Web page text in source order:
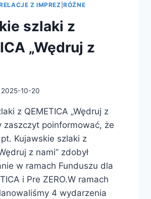
Z IMPREZ |RÓŻNE
szlaki z
„Wędruj z
2025-10-20
z QEMETICA „Wędruj z
zaszczyt poinformować, że
Kujawskie szlaki z
z nami” zdobył
w ramach Funduszu dla
i Pre ZERO.W ramach
4 wydarzenia